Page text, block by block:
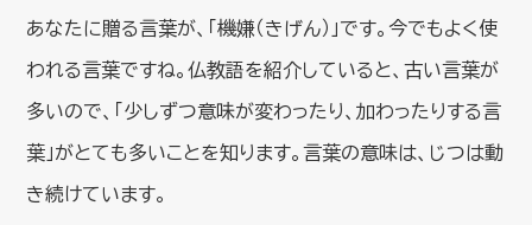
あなたに贈る言葉が、「機嫌（きげん）」です。今でもよく使
われる言葉ですね。仏教語を紹介していると、古い言葉が
多いので、「少しずつ意味が変わったり、加わったりする言
葉」がとても多いことを知ります。言葉の意味は、じつは動
き続けています。